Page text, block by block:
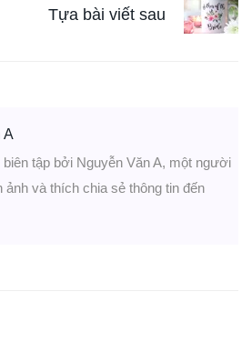
Tựa bài viết sau
A
tập bởi Nguyễn Văn A, một người
ảnh và thích chia sẻ thông tin đến